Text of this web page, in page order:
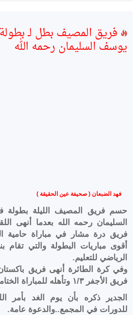
فريق المصيف بطل لـ
يوسف السليمان رحمه الله
فهد الضبعان ( صحيفة عين الحقيقة )
حسم فريق المصيف الليلة بطولة
فريق درة مشار في مباراة حامية
أقوى مباريات البطولة والتي تقام
الرياضي للتعليم.
وفي كرة الطائرة أنهى فريق
فريق الأجفر ١/٣ وتأهله للمباراة الختامية غداً بأذن الله
الجدير ذكره بأن يوم الغد بأمر
للدورات في المجمع..والدعوة عامة.